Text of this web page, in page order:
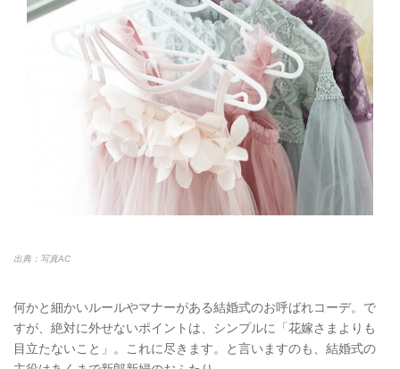
出典：写真AC
何かと細かいルールやマナーがある結婚式のお呼ばれコーデ。で
すが、絶対に外せないポイントは、シンプルに「花嫁さまよりも
目立たないこと」。これに尽きます。と言いますのも、結婚式の